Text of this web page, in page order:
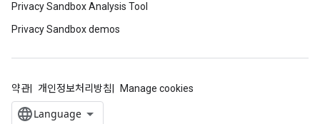
Privacy Sandbox Analysis Tool
Privacy Sandbox demos
약관 개인정보처리방침 Manage cookies